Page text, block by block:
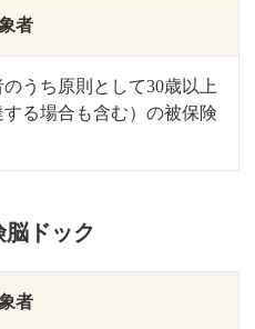
者
うち原則として30歳以上
する場合も含む）の被保険
ドック
者